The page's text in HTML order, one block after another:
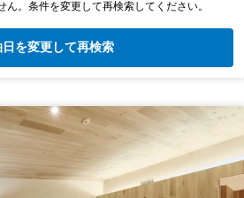
。条件を変更して再検索してください。
日を変更して再検索